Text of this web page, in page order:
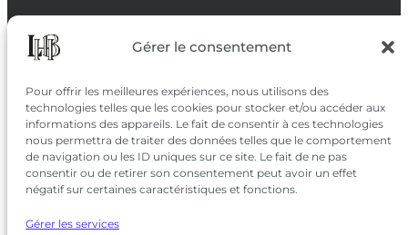
Gérer le consentement
Pour offrir les meilleures expériences, nous utilisons des
technologies telles que les cookies pour stocker et/ou accéder aux
informations des appareils. Le fait de consentir à ces technologies
nous permettra de traiter des données telles que le comportement
de navigation ou les ID uniques sur ce site. Le fait de ne pas
consentir ou de retirer son consentement peut avoir un effet
négatif sur certaines caractéristiques et fonctions.
Gérer les services
SUIVEZ-NOUS
SUR LES RÉSEAUX